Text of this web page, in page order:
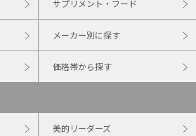
サプリメント・フード
メーカー別に探す
価格帯から探す
美的リーダーズ